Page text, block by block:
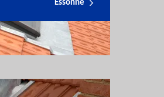
Essonne